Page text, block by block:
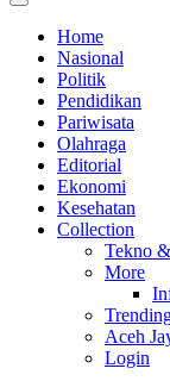
Home
Nasional
Politik
Pendidikan
Pariwisata
Olahraga
Editorial
Ekonomi
Kesehatan
Collection
Tekno
More
Aceh
Login